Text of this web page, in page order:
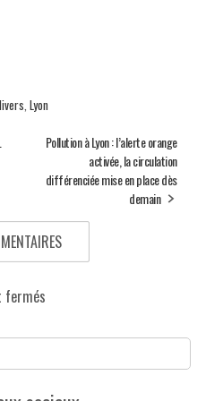
, Lyon
Pollution à Lyon : l’alerte orange
activée, la circulation
différenciée mise en place dès
demain
fermés